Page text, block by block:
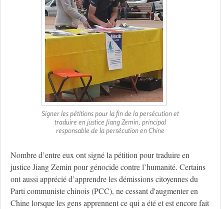
Signer les pétitions pour la fin de la persécution et
traduire en justice Jiang Zemin, principal
responsable de la persécution en Chine
Nombre d’entre eux ont signé la pétition pour traduire en
justice Jiang Zemin pour génocide contre l’humanité. Certains
ont aussi apprécié d’apprendre les démissions citoyennes du
Parti communiste chinois (PCC), ne cessant d'augmenter en
Chine lorsque les gens apprennent ce qui a été et est encore fait